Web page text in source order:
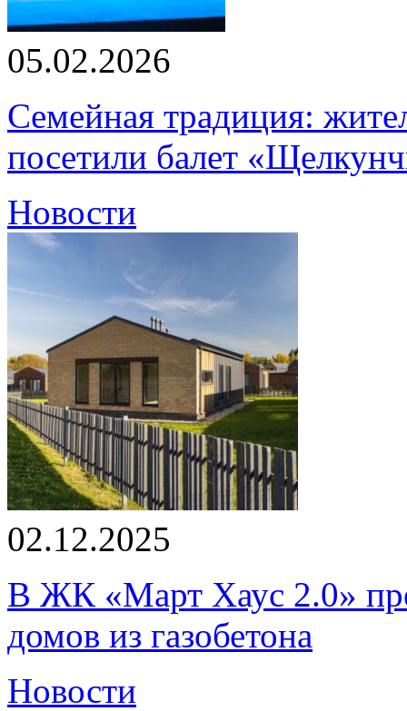
05.02.2026
Семейная традиция:
посетили балет
Новости
02.12.2025
В ЖК «Март Хаус 2.0»
домов из газобетона
Новости